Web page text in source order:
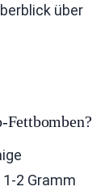
über
2 Gramm